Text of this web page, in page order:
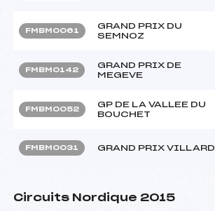
FMBM0061
GRAND PRIX DU
SEMNOZ
FMBM0142
GRAND PRIX DE
MEGEVE
FMBM0052
GP DE LA VALLEE DU
BOUCHET
FMBM0031 GRAND PRIX VILLARD
Circuits Nordique 2015